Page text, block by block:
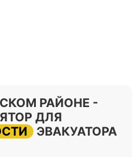
РАЙОНЕ -
ДЛЯ
ЭВАКУАТОРА